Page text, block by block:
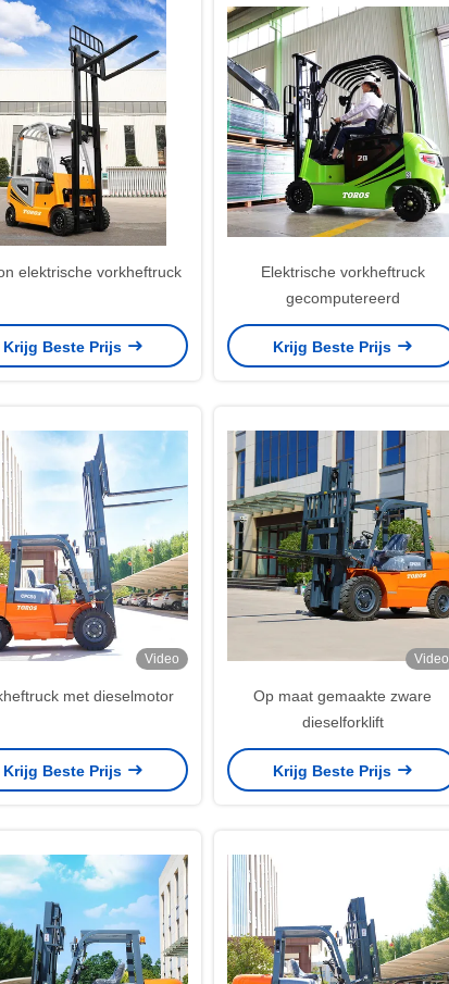
elektrische vorkheftruck
Krijg Beste Prijs
Elektrische vorkheftruck
gecomputereerd
Krijg Beste Prijs
Video
met dieselmotor
Krijg Beste Prijs
Video
Op maat gemaakte zware
dieselforklift
Krijg Beste Prijs